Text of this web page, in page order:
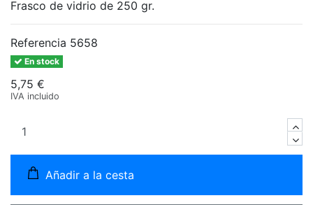
Frasco de vidrio de 250 gr.
Referencia 5658
En stock
5,75 €
IVA incluido
Añadir a la cesta